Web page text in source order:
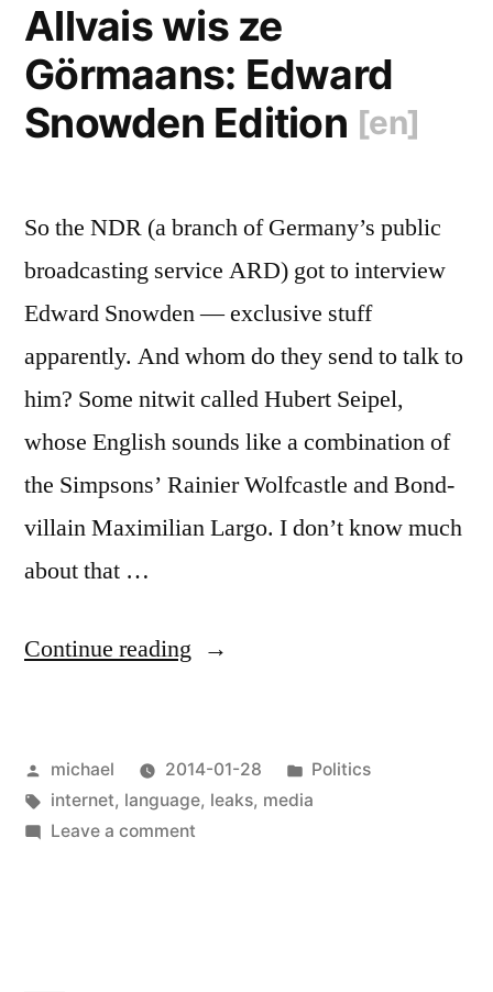
Allvais wis ze
Görmaans: Edward
Snowden Edition [en]
So the NDR (a branch of Germany’s public
broadcasting service ARD) got to interview
Edward Snowden — exclusive stuff
apparently. And whom do they send to talk to
him? Some nitwit called Hubert Seipel,
whose English sounds like a combination of
the Simpsons’ Rainier Wolfcastle and Bond-
villain Maximilian Largo. I don’t know much
about that …
Continue reading Allvais
Görmaans:
Edward
Posted
by
michael 2014-01-28
Posted
in
Politics
Tags:
internet, language, leaks, media
Leave a commenton